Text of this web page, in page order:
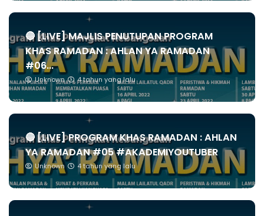
🔴 [LIVE] MAJLIS PENUTUPAN PROGRAM
KHAS RAMADAN : AHLAN YA RAMADAN
#06...
Unknown 4 tahun yang lalu
🔴 [LIVE] PROGRAM KHAS RAMADAN : AHLAN
YA RAMADAN #05 #AKADEMIYOUTUBER
Unknown 4 tahun yang lalu